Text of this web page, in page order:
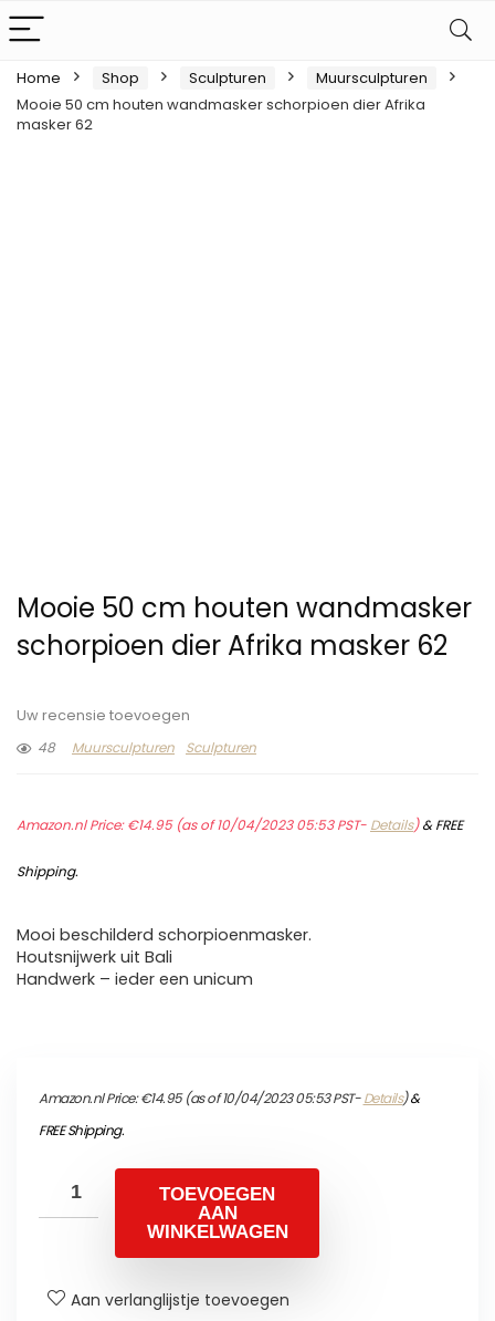
Home Shop Sculpturen
Muursculpturen
Mooie 50 cm houten wandmasker schorpioen dier Afrika
masker 62
Mooie 50 cm houten wandmasker
schorpioen dier Afrika masker 62
Uw recensie toevoegen
48
Muursculpturen Sculpturen
Amazon.nl Price:€14.95(as of 10/04/2023 05:53 PST- Details)&FREE
Shipping.
Mooi beschilderd schorpioenmasker.
Houtsnijwerk uit Bali
Handwerk – ieder een unicum
Amazon.nl Price:€14.95(as of 10/04/2023 05:53 PST-Details)&
FREE Shipping.
TOEVOEGEN
AAN
WINKELWAGEN
Aan verlanglijstje toevoegen